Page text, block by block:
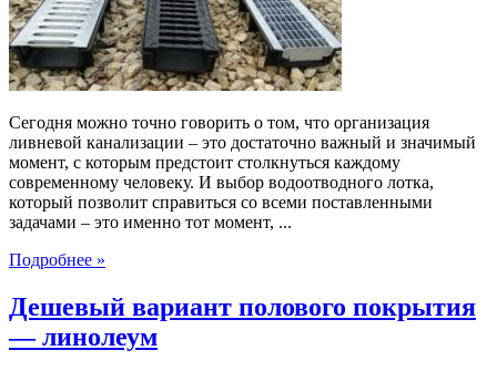
преимущества
Сегодня можно точно говорить о том, что организация
ливневой канализации – это достаточно важный и значимый
момент, с которым предстоит столкнуться каждому
современному человеку. И выбор водоотводного лотка,
который позволит справиться со всеми поставленными
задачами – это именно тот момент, ...
Подробнее »
Дешевый вариант полового покрытия
— линолеум